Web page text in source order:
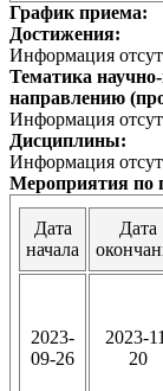
График приема:
Достижения:
Информация
Тематика научно-
направлению
Информация
Дисциплины:
Информация
Мероприятия
Дата
начала
Дата
2023-
09-26
2023-
20